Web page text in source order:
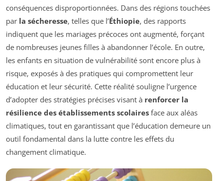
conséquences disproportionnées. Dans des régions touchées
par la sécheresse, telles que l’Éthiopie, des rapports
indiquent que les mariages précoces ont augmenté, forçant
de nombreuses jeunes filles à abandonner l’école. En outre,
les enfants en situation de vulnérabilité sont encore plus à
risque, exposés à des pratiques qui compromettent leur
éducation et leur sécurité. Cette réalité souligne l’urgence
d’adopter des stratégies précises visant à renforcer la
résilience des établissements scolaires face aux aléas
climatiques, tout en garantissant que l’éducation demeure un
outil fondamental dans la lutte contre les effets du
changement climatique.